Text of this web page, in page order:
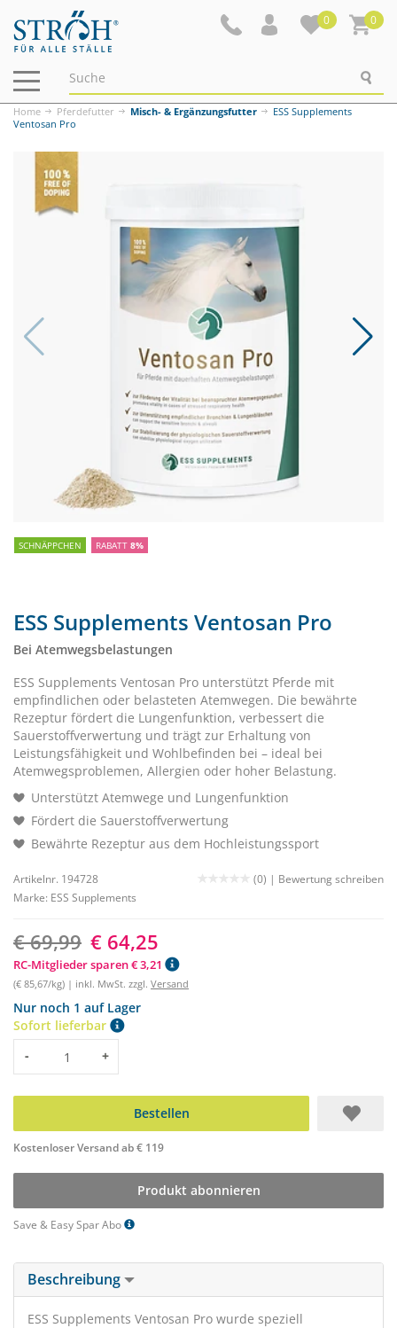
0 0
Navigation
ein-/ausblenden
Home Pferdefutter Misch- & Ergänzungsfutter
ESS Supplements
Ventosan Pro
SCHNÄPPCHEN RABATT 8%
ESS Supplements Ventosan Pro
Bei Atemwegsbelastungen
ESS Supplements Ventosan Pro unterstützt Pferde mit
empfindlichen oder belasteten Atemwegen. Die bewährte
Rezeptur fördert die Lungenfunktion, verbessert die
Sauerstoffverwertung und trägt zur Erhaltung von
Leistungsfähigkeit und Wohlbefinden bei – ideal bei
Atemwegsproblemen, Allergien oder hoher Belastung.
Unterstützt Atemwege und Lungenfunktion
Fördert die Sauerstoffverwertung
Bewährte Rezeptur aus dem Hochleistungssport
Artikelnr. 194728 (0) | Bewertung schreiben
Marke: ESS Supplements
€ 69,99 € 64,25
RC-Mitglieder sparen € 3,21
(€ 85,67/kg) | inkl. MwSt. zzgl. Versand
Nur noch 1 auf Lager
Sofort lieferbar
Menge
- +
Bestellen
Kostenloser Versand ab € 119
Produkt abonnieren
Save & Easy Spar Abo
Beschreibung
ESS Supplements Ventosan Pro wurde speziell